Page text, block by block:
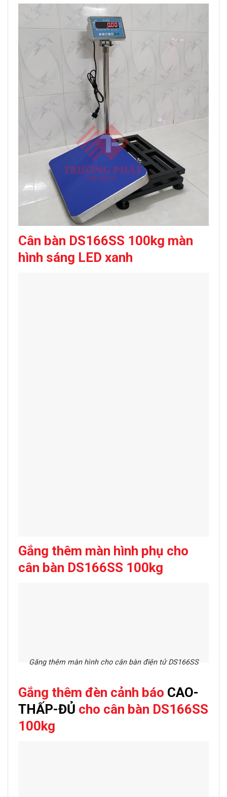
Cân bàn DS166SS 100kg màn
hình sáng LED xanh
Gắng thêm màn hình phụ cho
cân bàn DS166SS 100kg
Găng thêm màn hình cho cân bàn điện tử DS166SS
Gắng thêm đèn cảnh báo CAO-
THẤP-ĐỦ cho cân bàn DS166SS
100kg